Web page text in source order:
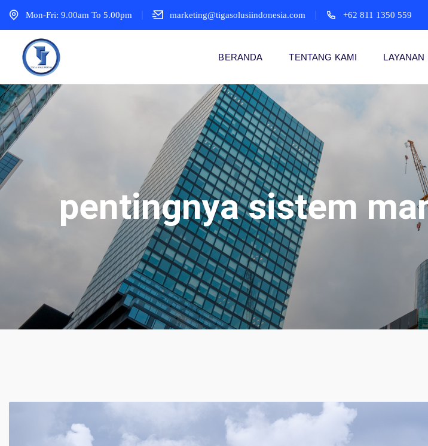
Mon-Fri: 9.00am To 5.00pm marketing@tigasolusiindonesia.com +62 811 1350 559
BERANDA TENTANG KAMI LAYANAN
pentingnya sistem